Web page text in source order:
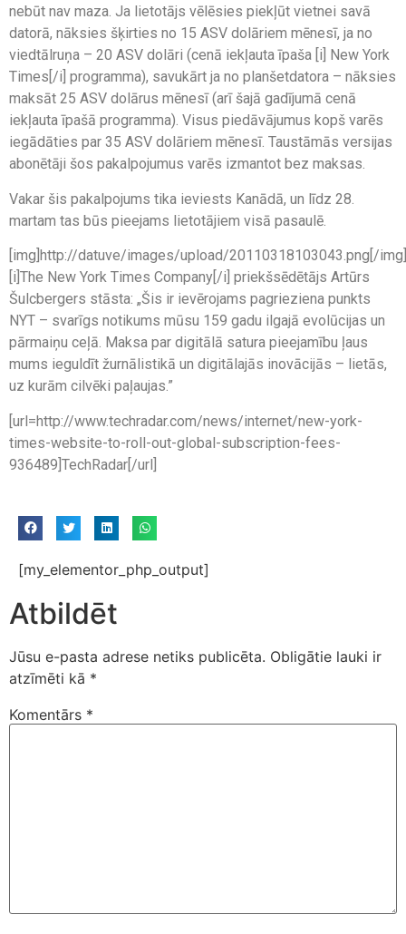
nebūt nav maza. Ja lietotājs vēlēsies piekļūt vietnei savā
datorā, nāksies šķirties no 15 ASV dolāriem mēnesī, ja no
viedtālruņa – 20 ASV dolāri (cenā iekļauta īpaša [i] New York
Times[/i] programma), savukārt ja no planšetdatora – nāksies
maksāt 25 ASV dolārus mēnesī (arī šajā gadījumā cenā
iekļauta īpašā programma). Visus piedāvājumus kopš varēs
iegādāties par 35 ASV dolāriem mēnesī. Taustāmās versijas
abonētāji šos pakalpojumus varēs izmantot bez maksas.
Vakar šis pakalpojums tika ieviests Kanādā, un līdz 28.
martam tas būs pieejams lietotājiem visā pasaulē.
[img]http://datuve/images/upload/20110318103043.png[/img]
[i]The New York Times Company[/i] priekšsēdētājs Artūrs
Šulcbergers stāsta: „Šis ir ievērojams pagrieziena punkts
NYT – svarīgs notikums mūsu 159 gadu ilgajā evolūcijas un
pārmaiņu ceļā. Maksa par digitālā satura pieejamību ļaus
mums ieguldīt žurnālistikā un digitālajās inovācijās – lietās,
uz kurām cilvēki paļaujas.”
[url=http://www.techradar.com/news/internet/new-york-
times-website-to-roll-out-global-subscription-fees-
936489]TechRadar[/url]
[my_elementor_php_output]
Atbildēt
Jūsu e-pasta adrese netiks publicēta. Obligātie lauki ir
atzīmēti kā *
Komentārs *